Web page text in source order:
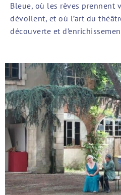
Bleue, où les rêves prennent
dévoilent, et où l’art du
découverte et